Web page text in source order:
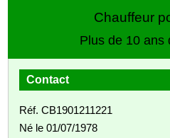
Chauffeur
Plus de 10 ans
Contact
Réf. CB1901211221
Né le 01/07/1978